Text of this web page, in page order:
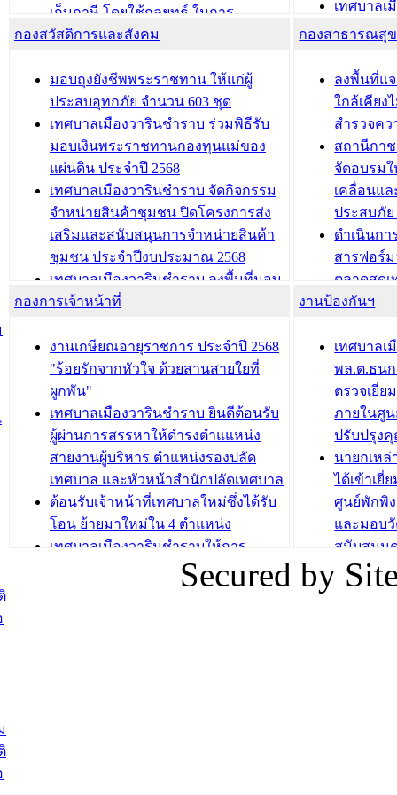
ควบคุมภายในของ สำนัก/กอง/
โรงเรียน/ศูนย์พัฒนาเด็กเล็ก/สถานธนา
บทความ อื่นๆ ...
เก็บภาษี โดยใช้กลยุทธ์ ในการ
พัฒนาการจัดเก็บรายได้ ประจำปี พ.ศ.
เทศบาลเมืองวารินชำราบ ร่วมการ
ประชุมวิชาการระดับนานาชาติและ
นิทรรศการด้านนวัตกรรมท้องถิ่น 2568
และรับรางวัลทีมนักวิจัยดีเด่นจาก
นวัตกรรมโครงการทะเบียนภาษีป้าย
ประชุมผู้เช่าอาคารพาณิชย์ บริเวณ
ถนนเกษมสุขและถนนประทุมเทพภักดี
บทความ อื่นๆ ...
เทศบาลเ
โครงการ
เทศบาล
รับฟังคว
ผังเมือง
วารินชำ
เทศบาล
ซักซ้อมแ
ประโยช
บทความ อื่นๆ ...
กองสวัสดิการและสังคม
มอบถุงยังชีพพระราชทาน ให้แก่ผู้
ประสบอุทกภัย จำนวน 603 ชุด
เทศบาลเมืองวารินชำราบ ร่วมพิธีรับ
มอบเงินพระราชทานกองทุนแม่ของ
แผ่นดิน ประจำปี 2568
เทศบาลเมืองวารินชำราบ จัดกิจกรรม
จำหน่ายสินค้าชุมชน ปิดโครงการส่ง
เสริมและสนับสนุนการจำหน่ายสินค้า
ชุมชน ประจำปีงบประมาณ 2568
เทศบาลเมืองวารินชำราบ ลงพื้นที่มอบ
น้ำดื่มแก่ผู้พักอาศัย ณ ศูนย์พักพิง
กองสวัสดิการสังคม เทศบาลเมือง
วารินชำราบ จัดโครงการอบรมอาชีพ
ระยะสั้น ประจำปี 2568 (หลักสูตรการ
ถักทอผลิตภัณฑ์จากถุงพลาสติก)
บทความ อื่นๆ ...
กองสาธารณสุ
ลงพื้นที่แ
ใกล้เคียง
สำรวจค
สถานีกา
จัดอบรม
เคลื่อนแ
ประสบภั
ดำเนินกา
สารฟอร์
ตลาดสดเ
วารินชำร
ถนนแก่เ
เด็กเล็ก
เทศบาลเ
ปรึกษาห
วัยของอ
บทความ อื่นๆ ...
กองการเจ้าหน้าที่
งานเกษียณอายุราชการ ประจำปี 2568
"ร้อยรักจากหัวใจ ด้วยสานสายใยที่
ผูกพัน"
เทศบาลเมืองวารินชำราบ ยินดีต้อนรับ
ผู้ผ่านการสรรหาให้ดำรงตำแแหน่ง
สายงานผู้บริหาร ตำแหน่งรองปลัด
เทศบาล และหัวหน้าสำนักปลัดเทศบาล
ต้อนรับเจ้าหน้าที่เทศบาลใหม่ซึ่งได้รับ
โอน ย้ายมาใหม่ใน 4 ตำแหน่ง
เทศบาลเมืองวารินชำราบให้การ
ต้อนรับพนักงานเทศบาลผู้ผ่านการ
สรรหาให้ดำรงตำแหน่งสายงานผู้
งานป้องกันฯ
เทศบาลเ
พล.ต.ธน
ตรวจเยี่ย
ภายในศู
ปรับปรุง
นายกเห
ได้เข้าเยี่
ศูนย์พักพิ
และมอบ
สนับสนุน
ภัยน้ำท่วม
ภาพบรร
Secured by